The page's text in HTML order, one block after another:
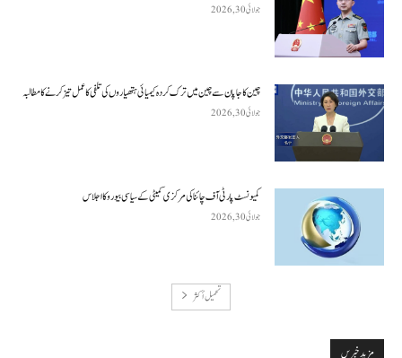
جولائی 30, 2026
چین کا جاپان سے چین میں ترک کردہ کیمیائی ہتھیاروں کی تلفی کا عمل تیز کرنے کا مطالبہ
جولائی 30, 2026
کمیونسٹ پارٹی آف چائنا کی مرکزی کمیٹی کے سیاسی بیورو کا اجلاس
جولائی 30, 2026
تحميل أكثر
مزید خبریں